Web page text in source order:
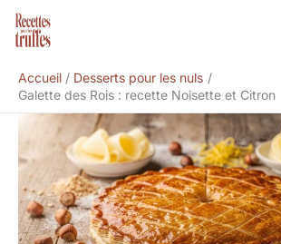
Aller
Accueil
Desserts pour les nuls
Galette des Rois : recette Noisette et Citron
Rechercher